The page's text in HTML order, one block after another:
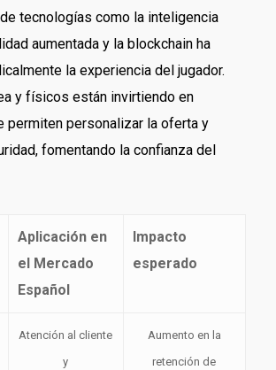
tecnologías como la inteligencia
aumentada y la blockchain ha
la experiencia del jugador.
y físicos están invirtiendo en
permiten personalizar la oferta y
fomentando la confianza del
Aplicación en
el Mercado
Español
Impacto
esperado
Atención al cliente
y
Aumento en la
retención de